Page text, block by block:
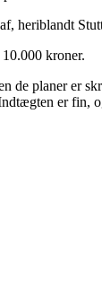
heriblandt
kroner.
de planer er
er fin,